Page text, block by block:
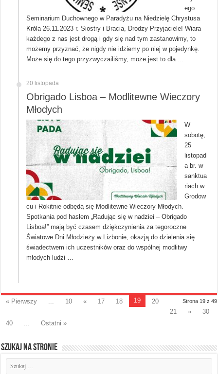
ego
Seminarium Duchownego w Paradyżu na Niedzielę Chrystusa
Króla 26.11.2023 r. Siostry i Bracia, Drodzy Przyjaciele! Wiara
każdego z nas jest drogą i gdy się nad tym zastanowimy, to
możemy przyznać, że nigdy nie idziemy po niej w pojedynkę.
Może się do tego przyzwyczailiśmy, może jest to dla …
20 listopada
Obrigado Lisboa – Modlitewne Wieczory
Młodych
W
sobotę,
25
listopad
a br. w
sanktua
riach w
Grodow
cu i Rokitnie odbędą się Modlitewne Wieczory Młodych.
Spotkania pod hasłem „Radując się w nadziei – Obrigado
Lisboa!” mają być czasem dziękczynienia za tegoroczne
Światowe Dni Młodzieży w Lizbonie, okazją do dzielenia się
świadectwem ich uczestników oraz do wspólnej modlitwy
młodych ludzi …
Strona 19 z 49
« Pierwszy 10 « 17 18 19
20
21
»
30
40
Ostatni »
Szukaj na stronie